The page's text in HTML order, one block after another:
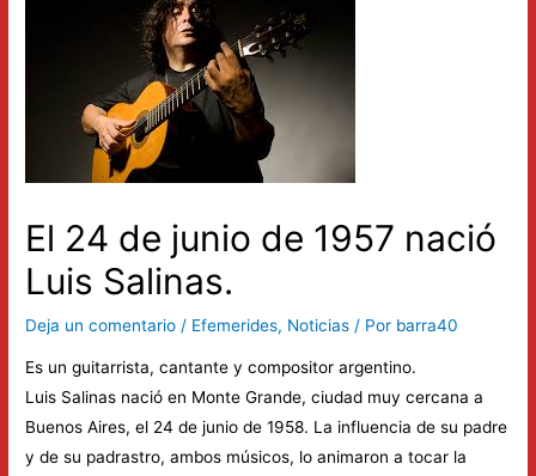
El 24 de junio de 1957 nació
Luis Salinas.
Deja un comentario / Efemerides, Noticias / Por barra40
Es un guitarrista, cantante y compositor argentino.
Luis Salinas nació en Monte Grande, ciudad muy cercana a
Buenos Aires, el 24 de junio de 1958. La influencia de su padre
y de su padrastro, ambos músicos, lo animaron a tocar la